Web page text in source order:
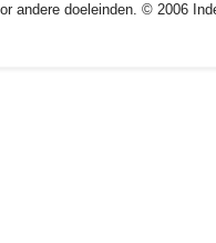
andere doeleinden. © 2006